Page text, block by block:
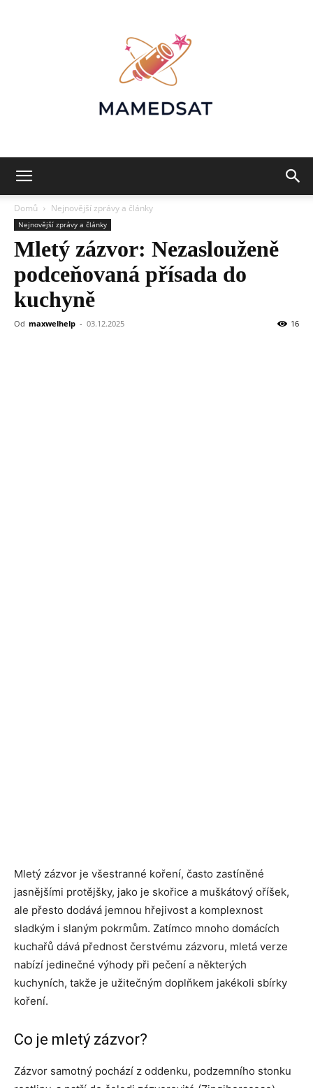
Móda,
Domů Nejnovější zprávy a články
Nejnovější zprávy a články
Mletý zázvor: Nezaslouženě
podceňovaná přísada do
kuchyně
Od maxwelhelp - 03.12.2025 16
Mletý zázvor je všestranné koření, často zastíněné
jasnějšími protějšky, jako je skořice a muškátový oříšek,
ale přesto dodává jemnou hřejivost a komplexnost
sladkým i slaným pokrmům. Zatímco mnoho domácích
kuchařů dává přednost čerstvému ​​zázvoru, mletá verze
nabízí jedinečné výhody při pečení a některých
kuchyních, takže je užitečným doplňkem jakékoli sbírky
koření.
Co je mletý zázvor?
Zázvor samotný pochází z oddenku, podzemního stonku